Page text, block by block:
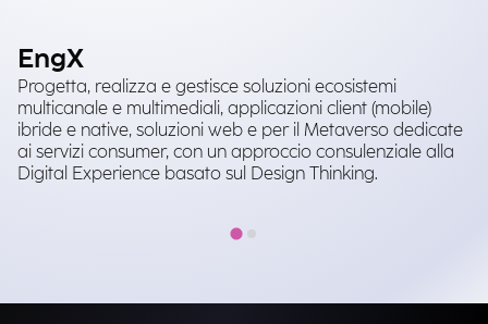
EngX
Progetta, realizza e gestisce soluzioni ecosistemi
multicanale e multimediali, applicazioni client (mobile)
ibride e native, soluzioni web e per il Metaverso dedicate
ai servizi consumer, con un approccio consulenziale alla
Digital Experience basato sul Design Thinking.